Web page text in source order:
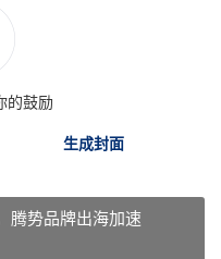
的鼓励
生成封面
腾势品牌出海加速